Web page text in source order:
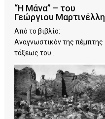
“Η Μάνα” – του
Γεώργιου Μαρτινέλλη
Από το βιβλίο:
Αναγνωστικόν της πέμπτης
τάξεως του...